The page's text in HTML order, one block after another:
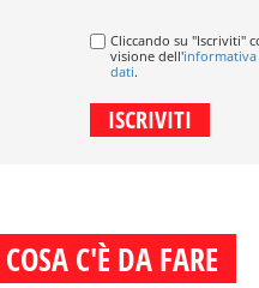
Cliccando su "Iscriviti"
visione dell'
dati.
COSA C'È DA FARE